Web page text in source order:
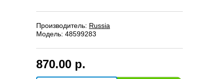
Производитель: Russia
Модель: 48599283
870.00 р.